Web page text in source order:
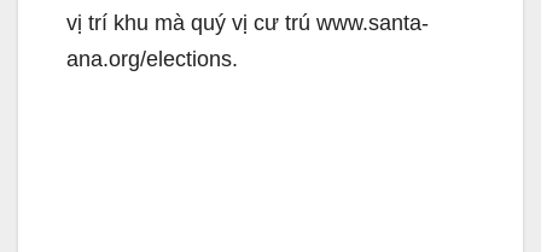
vị trí khu mà quý vị cư trú www.santa-
ana.org/elections.